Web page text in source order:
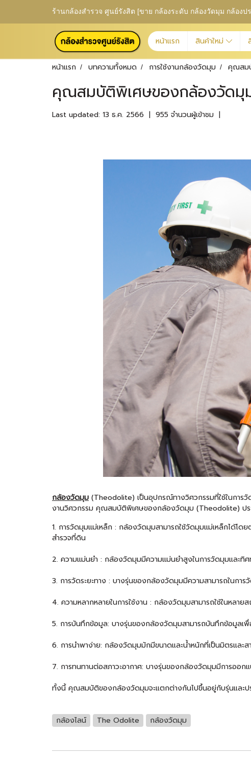
ร้านกล้องสำรวจ ศูนย์รังสิต [ขาย กล้องระดับ กล้องวัดมุม กล้องป
หน้าแรก สินค้าใหม่
หน้าแรก บทความทั้งหมด การใช้งานกล้องวัดมุม คุณสม
คุณสมบัติพิเศษของกล้องวัดมุ
Last updated: 13 ธ.ค. 2566 | 955 จำนวนผู้เข้าชม |
กล้องวัดมุม (Theodolite) เป็นอุปกรณ์ทางวิศวกรรมที่ใช้ในการ
งานวิศวกรรม คุณสมบัติพิเศษของกล้องวัดมุม (Theodolite) ป
1. การวัดมุมแม่เหล็ก : กล้องวัดมุมสามารถใช้วัดมุมแม่เหล็กได้โด
สำรวจที่ดิน
2. ความแม่นยำ : กล้องวัดมุมมีความแม่นยำสูงในการวัดมุมและทิศ
3. การวัดระยะทาง : บางรุ่นของกล้องวัดมุมมีความสามารถในการ
4. ความหลากหลายในการใช้งาน : กล้องวัดมุมสามารถใช้ในหลา
5. การบันทึกข้อมูล: บางรุ่นของกล้องวัดมุมสามารถบันทึกข้อมูลเพื่
6. การนำพาง่าย: กล้องวัดมุมมักมีขนาดและน้ำหนักที่เป็นมิตรและส
7. การทนทานต่อสภาวะอากาศ: บางรุ่นของกล้องวัดมุมมีการออก
ทั้งนี้ คุณสมบัติของกล้องวัดมุมจะแตกต่างกันไปขึ้นอยู่กับรุ่นและป
กล้องไลน์ The Odolite กล้องวัดมุม